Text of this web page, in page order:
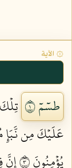
۞ الآية
طسٓمٓ ١
عَلَيۡكَ مِن نَّبَإِ
يُؤۡمِنُونَ ٣
إِنَّ